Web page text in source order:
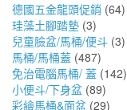
德國五金龍頭促銷 (64)
珪藻土腳踏墊 (3)
兒童臉盆/馬桶/便斗 (3)
馬桶/馬桶蓋 (487)
免治電腦馬桶/ 蓋 (142)
小便斗/下身盆 (89)
彩繪馬桶&面盆 (29)